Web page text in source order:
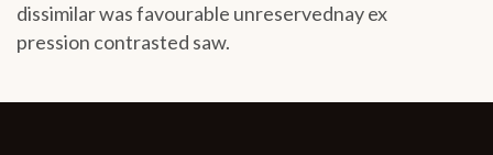
dissimilar was favourable unreservednay ex
pression contrasted saw.